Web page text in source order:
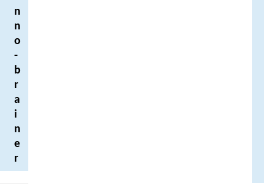
n
n
o
-
b
r
a
i
n
e
r